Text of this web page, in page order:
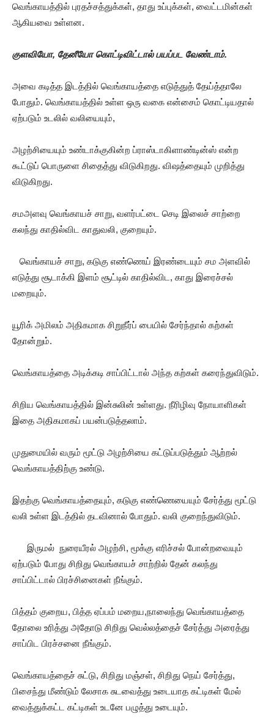
வெங்காயத்தில் புரதச்சத்துக்கள், தாது உப்புக்கள், வைட்டமின்கள்
ஆகியவை உள்ளன.
குளவியோ, தேனீயோ கொட்டிவிட்டால் பயப்பட வேண்டாம்.
அவை கடித்த இடத்தில் வெங்காயத்தை எடுத்துத் தேய்த்தாலே
போதும். வெங்காயத்தில் உள்ள ஒரு வகை என்சைம் கொட்டியதால்
ஏற்படும் உடலில் வலியையும்,
அழற்சியையும் உண்டாக்குகின்ற ப்ராஸ்டாகிளாண்டின்ஸ் என்ற
கூட்டுப் பொருளை சிதைத்து விடுகிறது. விஷத்தையும் முறித்து
விடுகிறது.
சமஅளவு வெங்காயச் சாறு, வளர்பட்டை செடி இலைச் சாற்றை
கலந்து காதில்விட காதுவலி, குறையும்.
வெங்காயச் சாறு, கடுகு எண்ணெய் இரண்டையும் சம அளவில்
எடுத்து சூடாக்கி இளம் சூட்டில் காதில்விட, காது இரைச்சல்
மறையும்.
யூரிக் அமிலம் அதிகமாக சிறுநீர்ப் பையில் சேர்ந்தால் கற்கள்
தோன்றும்.
வெங்காயத்தை அடிக்கடி சாப்பிட்டால் அந்த கற்கள் கரைந்துவிடும்.
சிறிய வெங்காயத்தில் இன்சுலின் உள்ளது. நீரிழிவு நோயாளிகள்
இதை அதிகமாகப் பயன்படுத்தலாம்.
முதுமையில் வரும் மூட்டு அழற்சியை கட்டுப்படுத்தும் ஆற்றல்
வெங்காயத்திற்கு உண்டு.
இதற்கு வெங்காயத்தையும், கடுகு எண்ணெயையும் சேர்த்து மூட்டு
வலி உள்ள இடத்தில் தடவினால் போதும். வலி குறைந்துவிடும்.
இருமல் நுரையீரல் அழற்சி, மூக்கு எரிச்சல் போன்றவையும்
ஏற்படும் போது சிறிது வெங்காயச் சாற்றில் தேன் கலந்து
சாப்பிட்டால் பிரச்சினைகள் நீங்கும்.
பித்தம் குறைய, பித்த ஏப்பம் மறைய,நாலைந்து வெங்காயத்தை
தோலை உரித்து அதோடு சிறிது வெல்லத்தைச் சேர்த்து அரைத்து
சாப்பிட பிரச்சனை நீங்கும்.
வெங்காயத்தைச் சுட்டு, சிறிது மஞ்சள், சிறிது நெய் சேர்த்து,
பிசைந்து மீண்டும் லேசாக சுடவைத்து உடையாத கட்டிகள் மேல்
வைத்துக்கட்ட கட்டிகள் உடனே பழுத்து உடையும்.